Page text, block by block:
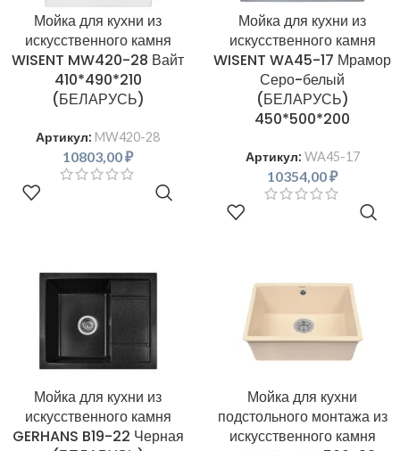
Мойка для кухни из
искусственного камня
WISENT MW420-28 Вайт
410*490*210
(БЕЛАРУСЬ)
Артикул: MW420-28
10803,00₽
Мойка для кухни из
искусственного камня
WISENT WA45-17 Мрамор
Серо-белый
(БЕЛАРУСЬ)
450*500*200
Артикул: WA45-17
10354,00₽
Мойка для кухни из
искусственного камня
GERHANS B19-22 Черная
Мойка для кухни
подстольного монтажа из
искусственного камня